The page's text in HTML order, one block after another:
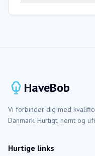
HaveBob
Vi forbinder dig med
Danmark. Hurtigt, nemt og
Hurtige links